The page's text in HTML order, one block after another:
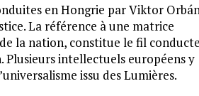
en Hongrie par Viktor
La référence à une matrice
la nation, constitue le fil
Plusieurs intellectuels européens y
issu des Lumières.